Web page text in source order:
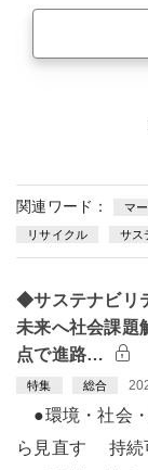
関連ワード： マ
リサイクル サス
◆サステナビリ
未来へ社会課
点で進路…
特集 総合
●環境・社会
ら見直す 持続